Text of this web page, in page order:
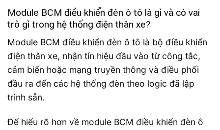
Module BCM điều khiển đèn ô tô là gì và có vai
trò gì trong hệ thống điện thân xe?
Module BCM điều khiển đèn ô tô là bộ điều khiển
điện thân xe, nhận tín hiệu đầu vào từ công tắc,
cảm biến hoặc mạng truyền thông và điều phối
đầu ra đến các hệ thống đèn theo logic đã lập
trình sẵn.
Để hiểu rõ hơn về module BCM điều khiển đèn ô